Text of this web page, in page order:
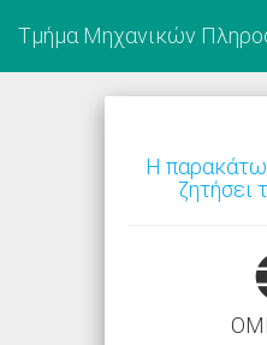
Τμήμα Μηχανικών
Η παρακάτω
ζητήσει